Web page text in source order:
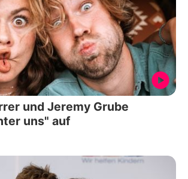
und Jeremy Grube
uns" auf